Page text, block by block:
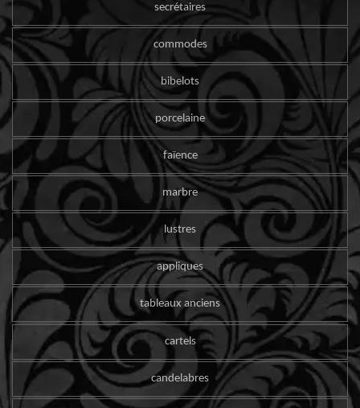
secrétaires
commodes
bibelots
porcelaine
faïence
marbre
lustres
appliques
tableaux anciens
cartels
candelabres